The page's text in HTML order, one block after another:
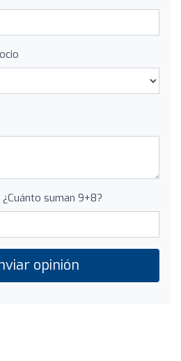
suman 9+8?
opinión